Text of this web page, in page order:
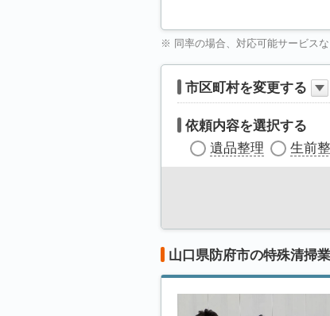
※ 同率の場合、対応可能サービス
市区町村を変更する
依頼内容を選択する
遺品整理
生前
山口県防府市の特殊清掃